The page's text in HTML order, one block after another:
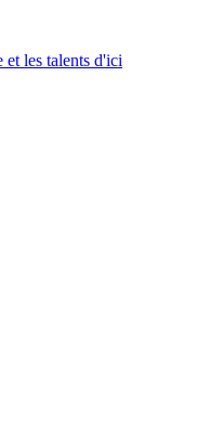
et les talents d'ici